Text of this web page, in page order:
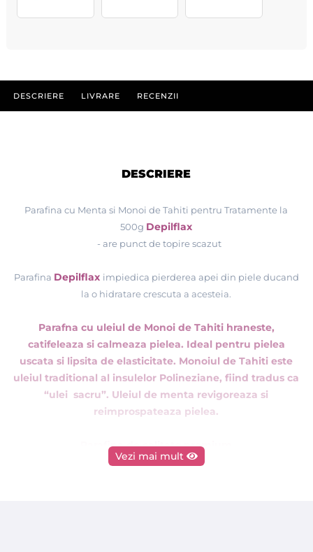
DESCRIERE LIVRARE RECENZII
DESCRIERE
Parafina cu Menta si Monoi de Tahiti pentru Tratamente la
500g Depilflax
- are punct de topire scazut
Parafina Depilflax impiedica pierderea apei din piele ducand
la o hidratare crescuta a acesteia.
Parafna cu uleiul de Monoi de Tahiti hraneste,
catifeleaza si calmeaza pielea. Ideal pentru pielea
uscata si lipsita de elasticitate. Monoiul de Tahiti este
uleiul traditional al insulelor Polineziane, fiind tradus ca
“ulei sacru”. Uleiul de menta revigoreaza si
reimprospateaza pielea.
Parafina de calitate premium
Vezi mai mult